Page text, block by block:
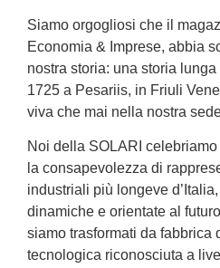
Siamo orgogliosi che il
Economia & Imprese, abbia
nostra storia: una storia
1725 a Pesariis, in Friuli
viva che mai nella nostra
Noi della SOLARI
la consapevolezza di
industriali più longeve
dinamiche e orientate al
siamo trasformati da fabbrica
tecnologica riconosciuta a